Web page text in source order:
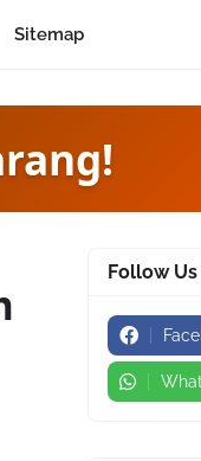
Sitemap
Follow Us